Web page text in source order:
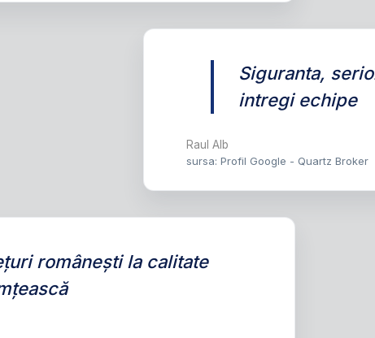
Siguranta,
intregi echipe
Raul Alb
sursa: Profil Google - Quartz Broker
românești la calitate